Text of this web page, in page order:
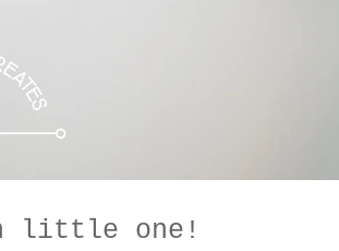
little one!